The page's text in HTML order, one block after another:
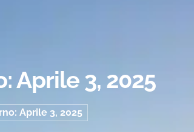
Aprile 3, 2025
Aprile 3, 2025